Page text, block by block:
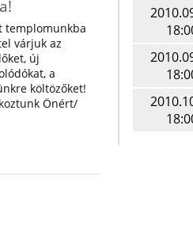
templomunkba
várjuk az
új
a
költözőket!
Önért/